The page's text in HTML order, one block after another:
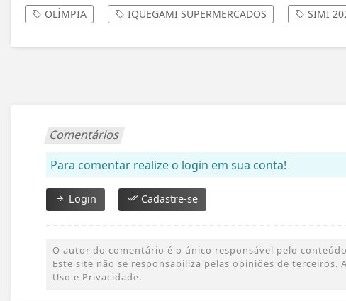
OLÍMPIA IQUEGAMI SUPERMERCADOS SIMI
Comentários
Para comentar realize o login em sua conta!
Login Cadastre-se
O autor do comentário é o único responsável pelo
Este site não se responsabiliza pelas opiniões de terceiros.
Uso e Privacidade.